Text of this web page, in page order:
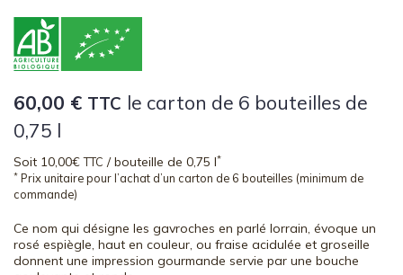
60,00 € TTC le carton de 6 bouteilles de
0,75 l
Soit 10,00€TTC / bouteille de 0,75 l*
* Prix unitaire pour l’achat d’un carton de 6 bouteilles (minimum de
commande)
Ce nom qui désigne les gavroches en parlé lorrain, évoque un
rosé espiègle, haut en couleur, ou fraise acidulée et groseille
donnent une impression gourmande servie par une bouche